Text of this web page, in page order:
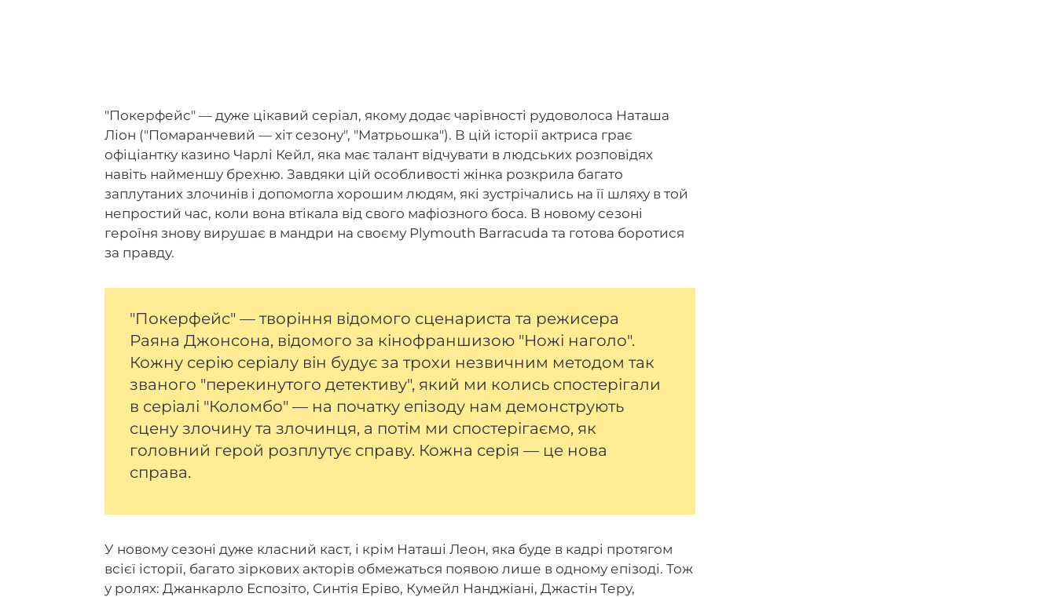
"Покерфейс" — дуже цікавий серіал, якому додає чарівності рудоволоса Наташа
Ліон ("Помаранчевий — хіт сезону", "Матрьошка"). В цій історії актриса грає
офіціантку казино Чарлі Кейл, яка має талант відчувати в людських розповідях
навіть найменшу брехню. Завдяки цій особливості жінка розкрила багато
заплутаних злочинів і допомогла хорошим людям, які зустрічались на її шляху в той
непростий час, коли вона втікала від свого мафіозного боса. В новому сезоні
героїня знову вирушає в мандри на своєму Plymouth Barracuda та готова боротися
за правду.
"Покерфейс" — творіння відомого сценариста та режисера
Раяна Джонсона, відомого за кінофраншизою "Ножі наголо".
Кожну серію серіалу він будує за трохи незвичним методом так
званого "перекинутого детективу", який ми колись спостерігали
в серіалі "Коломбо" — на початку епізоду нам демонструють
сцену злочину та злочинця, а потім ми спостерігаємо, як
головний герой розплутує справу. Кожна серія — це нова
справа.
У новому сезоні дуже класний каст, і крім Наташі Леон, яка буде в кадрі протягом
всієї історії, багато зіркових акторів обмежаться появою лише в одному епізоді. Тож
у ролях: Джанкарло Еспозіто, Синтія Еріво, Кумейл Нанджіані, Джастін Теру,